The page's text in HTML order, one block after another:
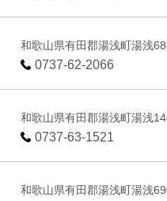
和歌山県有田郡湯浅町湯浅
0737-62-2066
和歌山県有田郡湯浅町湯浅
0737-63-1521
和歌山県有田郡湯浅町湯浅